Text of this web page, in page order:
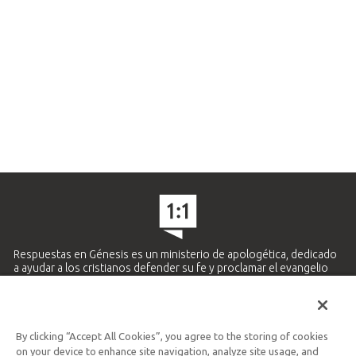
Respuestas en Génesis es un ministerio de apologética, dedicado
a ayudar a los cristianos defender su fe y proclamar el evangelio
Ministerio Hispano y Latinoamericano
By clicking “Accept All Cookies”, you agree to the storing of cookies
on your device to enhance site navigation, analyze site usage, and